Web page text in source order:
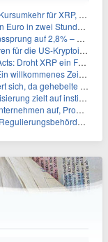
Polymarket skeptisch bleibt
dieser Schuldentrip hochgefährlich wird
Diese Preise explodieren jetzt
ohne CLARITY Act
ein Fall unter die $1-Marke?
angesichts der Folgen des Öl-Schocks
Positionen abgebaut werden
institutionelle Akzeptanz ab
globaler Spannungen zu steigern
nach MiCA-Deadline ins Visier zu nehmen